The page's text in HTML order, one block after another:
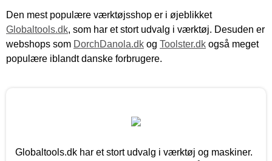
Den mest populære værktøjsshop er i øjeblikket
Globaltools.dk, som har et stort udvalg i værktøj. Desuden er
webshops som DorchDanola.dk og Toolster.dk også meget
populære iblandt danske forbrugere.
Globaltools.dk har et stort udvalg i værktøj og maskiner.